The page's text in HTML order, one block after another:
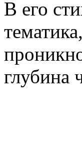
В его
глубина